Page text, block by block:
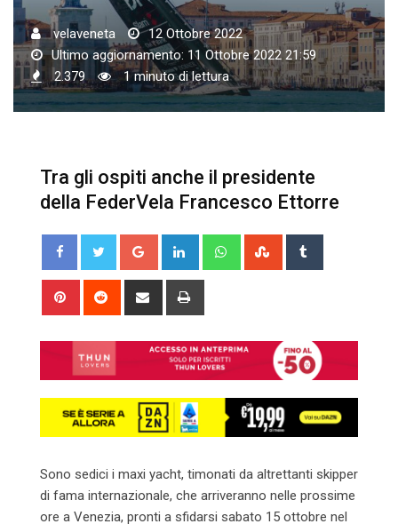
velaveneta
12 Ottobre 2022
Ultimo aggiornamento: 11 Ottobre 2022 21:59
2.379
1 minuto di lettura
Tra gli ospiti anche il presidente
della FederVela Francesco Ettorre
Google+ LinkedIn WhatsappStumbleUpon
Pinterest Reddit
Share
Sono sedici i maxi yacht, timonati da altrettanti skipper
di fama internazionale, che arriveranno nelle prossime
ore a Venezia, pronti a sfidarsi sabato 15 ottobre nel